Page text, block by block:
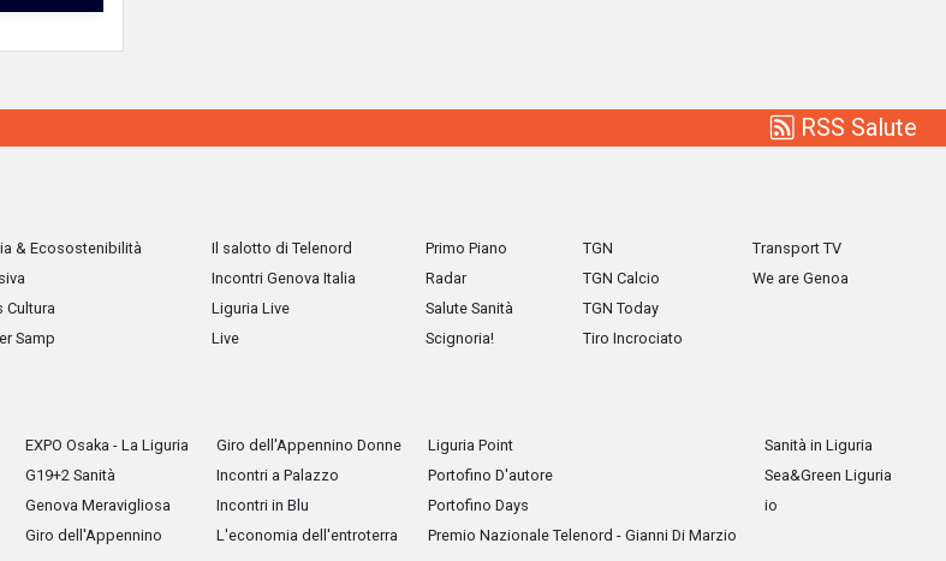
RSS Salute
& Ecosostenibilità
Cultura
Samp
Il salotto di Telenord
Incontri Genova Italia
Liguria Live
Live
Primo Piano
Radar
Salute Sanità
Scignoria!
TGN
TGN Calcio
TGN Today
Tiro Incrociato
Transport TV
We are Genoa
EXPO Osaka - La Liguria
G19+2 Sanità
Genova Meravigliosa
Giro dell'Appennino
Giro dell'Appennino Donne
Incontri a Palazzo
Incontri in Blu
L'economia dell'entroterra
Liguria Point
Portofino D'autore
Portofino Days
Premio Nazionale Telenord - Gianni Di Marzio
Sanità in Liguria
Sea&Green Liguria
io